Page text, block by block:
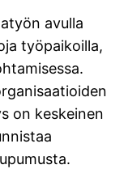
avulla
työpaikoilla,
on keskeinen